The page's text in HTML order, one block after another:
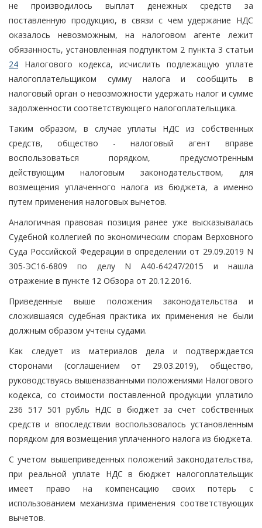
не производилось выплат денежных средств за
поставленную продукцию, в связи с чем удержание НДС
оказалось невозможным, на налоговом агенте лежит
обязанность, установленная подпунктом 2 пункта 3 статьи
24 Налогового кодекса, исчислить подлежащую уплате
налогоплательщиком сумму налога и сообщить в
налоговый орган о невозможности удержать налог и сумме
задолженности соответствующего налогоплательщика.
Таким образом, в случае уплаты НДС из собственных
средств, общество - налоговый агент вправе
воспользоваться порядком, предусмотренным
действующим налоговым законодательством, для
возмещения уплаченного налога из бюджета, а именно
путем применения налоговых вычетов.
Аналогичная правовая позиция ранее уже высказывалась
Судебной коллегией по экономическим спорам Верховного
Суда Российской Федерации в определении от 29.09.2019 N
305-ЭС16-6809 по делу N А40-64247/2015 и нашла
отражение в пункте 12 Обзора от 20.12.2016.
Приведенные выше положения законодательства и
сложившаяся судебная практика их применения не были
должным образом учтены судами.
Как следует из материалов дела и подтверждается
сторонами (соглашением от 29.03.2019), общество,
руководствуясь вышеназванными положениями Налогового
кодекса, со стоимости поставленной продукции уплатило
236 517 501 рубль НДС в бюджет за счет собственных
средств и впоследствии воспользовалось установленным
порядком для возмещения уплаченного налога из бюджета.
С учетом вышеприведенных положений законодательства,
при реальной уплате НДС в бюджет налогоплательщик
имеет право на компенсацию своих потерь с
использованием механизма применения соответствующих
вычетов.